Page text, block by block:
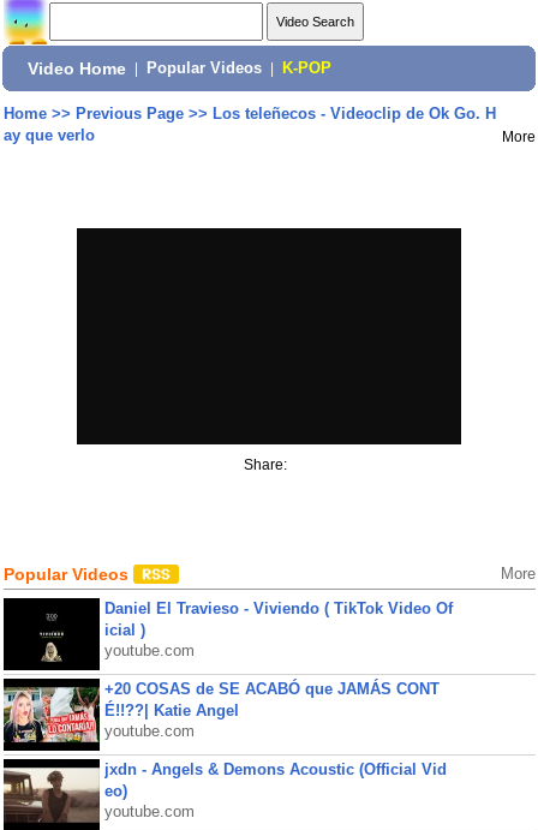
Video Home Popular Videos K-POP
Home>> Previous Page>> Los teleñecos - Videoclip de Ok Go. H
ay que verlo
More
Share:
Popular Videos More
Daniel El Travieso - Viviendo ( TikTok Video Of
icial )
youtube.com
+20 COSAS de SE ACABÓ que JAMÁS CONT
É!!??| Katie Angel
youtube.com
jxdn - Angels & Demons Acoustic (Official Vid
eo)
youtube.com